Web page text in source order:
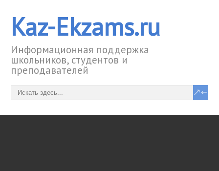
Kaz-Ekzams.ru
Информационная поддержка
школьников, студентов и
преподавателей